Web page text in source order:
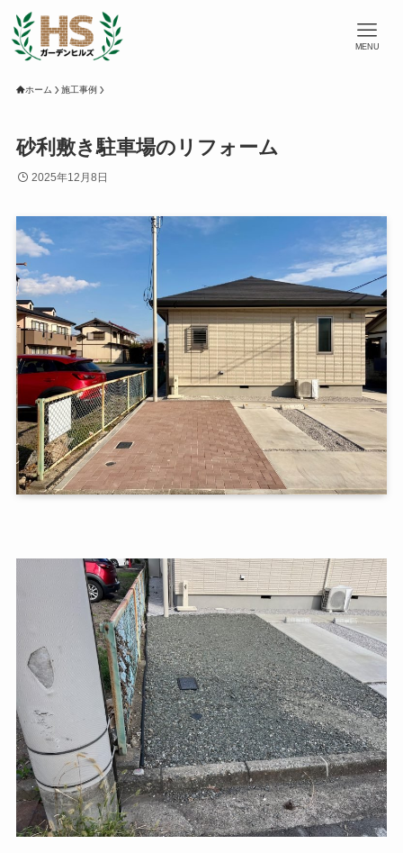
MENU
ホーム 施工事例
砂利敷き駐車場のリフォーム
2025年12月8日